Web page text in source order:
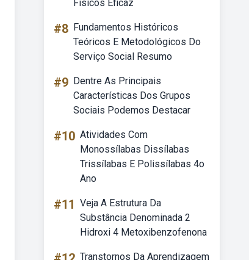
Físicos Eficaz
#8 Fundamentos Históricos
Teóricos E Metodológicos Do
Serviço Social Resumo
#9 Dentre As Principais
Características Dos Grupos
Sociais Podemos Destacar
#10 Atividades Com
Monossílabas Dissílabas
Trissílabas E Polissílabas 4o
Ano
#11 Veja A Estrutura Da
Substância Denominada 2
Hidroxi 4 Metoxibenzofenona
Transtornos Da Aprendizagem